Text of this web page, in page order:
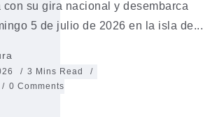
con su gira nacional y desembarca
5 de julio de 2026 en la isla de...
3 Mins Read
0 Comments